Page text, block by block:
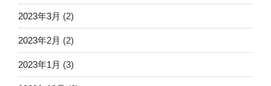
2023年3月 (2)
2023年2月 (2)
2023年1月 (3)